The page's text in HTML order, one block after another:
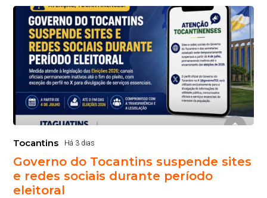
Tocantins Há 3 dias
Governo do Tocantins suspende sites
e redes sociais durante período
eleitoral